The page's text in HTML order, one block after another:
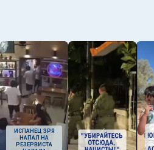
ИСПАНЕЦ ЗРЯ
НАПАЛ НА
РЕЗЕРВИСТА